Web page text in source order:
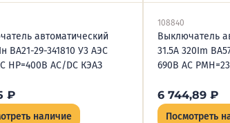
автоматический
ВА21-29-341810 У3 АЭС
НР=400В AC/DC КЭАЗ
₽
наличие
108840
Выключатель
31.5А 320Im
690В AC
6 744,89 ₽
Посмотреть